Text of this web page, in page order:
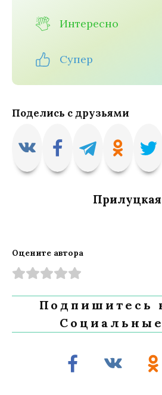
Интересно
Супер
Поделись с друзьями
Оцените автора
Подпишитесь